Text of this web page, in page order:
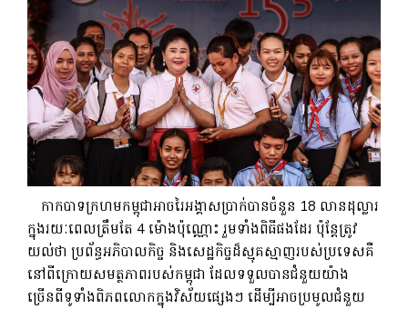
កាកបាទក្រហមកម្ពុជាអាចរៃអង្គាសប្រាក់បានចំនួន 18 លានដុល្លារ
ក្នុងរយៈពេលត្រឹមតែ 4 ម៉ោងប៉ុណ្ណោះ រួមទាំងពិធីផងដែរ ប៉ុន្តែត្រូវ
យល់ថា ប្រព័ន្ធអភិបាលកិច្ច និងសេដ្ឋកិច្ចដ៏ស្មុគស្មាញរបស់ប្រទេសគឺ
នៅពីក្រោយសមត្ថភាពរបស់កម្ពុជា ដែលទទួលបានជំនួយយ៉ាង
ច្រើនពីទូទាំងពិភពលោកក្នុងវិស័យផ្សេងៗ ដើម្បីអាចប្រមូលជំនួយ